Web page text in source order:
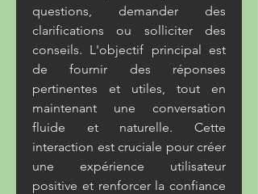
questions, demander des
clarifications ou solliciter des
conseils. L'objectif principal est
de fournir des réponses
pertinentes et utiles, tout en
maintenant une conversation
fluide et naturelle. Cette
interaction est cruciale pour créer
une expérience utilisateur
positive et renforcer la confiance